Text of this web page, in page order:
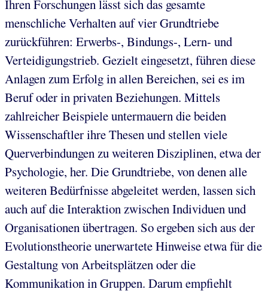
Ihren Forschungen lässt sich das gesamte
menschliche Verhalten auf vier Grundtriebe
zurückführen: Erwerbs-, Bindungs-, Lern- und
Verteidigungstrieb. Gezielt eingesetzt, führen diese
Anlagen zum Erfolg in allen Bereichen, sei es im
Beruf oder in privaten Beziehungen. Mittels
zahlreicher Beispiele untermauern die beiden
Wissenschaftler ihre Thesen und stellen viele
Querverbindungen zu weiteren Disziplinen, etwa der
Psychologie, her. Die Grundtriebe, von denen alle
weiteren Bedürfnisse abgeleitet werden, lassen sich
auch auf die Interaktion zwischen Individuen und
Organisationen übertragen. So ergeben sich aus der
Evolutionstheorie unerwartete Hinweise etwa für die
Gestaltung von Arbeitsplätzen oder die
Kommunikation in Gruppen. Darum empfiehlt